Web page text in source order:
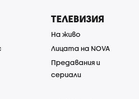
ТЕЛЕВИЗИЯ
На живо
Лицата на NOVA
Предавания и
сериали